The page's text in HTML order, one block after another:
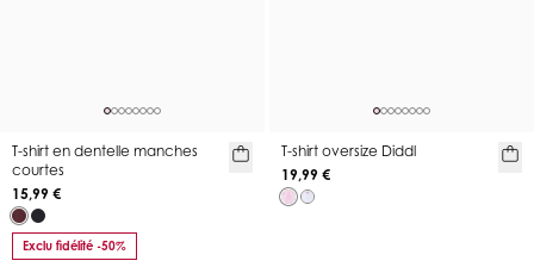
T-shirt en dentelle manches
courtes
15,99 €
Exclu fidélité -50%
T-shirt oversize Diddl
19,99 €